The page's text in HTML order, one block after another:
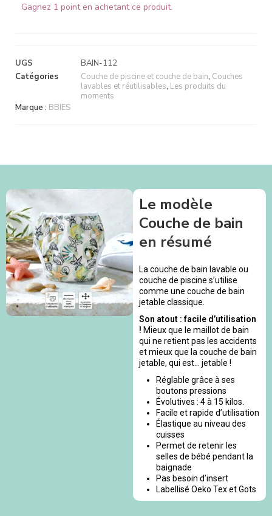
Gagnez 1 point en achetant ce produit.
UGS
BAIN-112
Catégories
Couche de piscine et couche de bain, Couches
lavables et réutilisables, Les produits du
moments
Marque : BBIES
Le modèle
Couche de bain
en résumé
La couche de bain lavable ou
couche de piscine s’utilise
comme une couche de bain
jetable classique.
Son atout : facile d’utilisation
! Mieux que le maillot de bain
qui ne retient pas les accidents
et mieux que la couche de bain
jetable, qui est… jetable !
Réglable grâce à ses
boutons pressions
Évolutives : 4 à 15 kilos.
Facile et rapide d’utilisation
Élastique au niveau des
cuisses
Permet de retenir les
selles de bébé pendant la
baignade
Pas besoin d’insert
Labellisé Oeko Tex et Gots